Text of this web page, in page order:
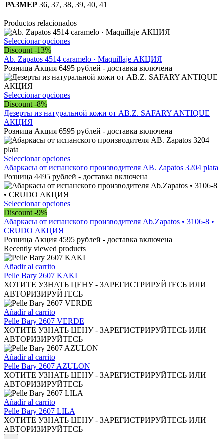
cantidad
РАЗМЕР 36, 37, 38, 39, 40, 41
Productos relacionados
Seleccionar opcionesEste
tiene
múltiples
variantes.
opciones
pueden
en
la
de
producto
Discount -13%
Ab. Zapatos 4514 caramelo · Maquillaje АКЦИЯ
Розница Акция 6495 рублей - доставка включена
Seleccionar opcionesEste
tiene
variantes.
Las
se
pueden
elegir
en
página
producto
Discount -8%
Дезерты из натуральной кожи от AB.Z. SAFARY ANTIQUE
АКЦИЯ
Розница Акция 6595 рублей - доставка включена
Seleccionar opcionesEste
producto
tiene
múltiples
Las
se
elegir
en
la
de
producto
Абаркасы от испанского производителя AB. Zapatos 3204 plata
Розница 4495 рублей - доставка включена
Seleccionar opcionesEste
tiene
variantes.
Las
opciones
pueden
elegir
en
la
de
producto
Discount -9%
Абаркасы от испанского производителя Ab.Zapatos • 3106-8 •
CRUDO АКЦИЯ
Розница Акция 4595 рублей - доставка включена
Recently viewed products
Añadir al carrito
Pelle Bary 2607 KAKI
ХОТИТЕ УЗНАТЬ ЦЕНУ - ЗАРЕГИСТРИРУЙТЕСЬ ИЛИ
АВТОРИЗИРУЙТЕСЬ
Añadir al carrito
Pelle Bary 2607 VERDE
ХОТИТЕ УЗНАТЬ ЦЕНУ - ЗАРЕГИСТРИРУЙТЕСЬ ИЛИ
АВТОРИЗИРУЙТЕСЬ
Añadir al carrito
Pelle Bary 2607 AZULON
ХОТИТЕ УЗНАТЬ ЦЕНУ - ЗАРЕГИСТРИРУЙТЕСЬ ИЛИ
АВТОРИЗИРУЙТЕСЬ
Añadir al carrito
Pelle Bary 2607 LILA
ХОТИТЕ УЗНАТЬ ЦЕНУ - ЗАРЕГИСТРИРУЙТЕСЬ ИЛИ
АВТОРИЗИРУЙТЕСЬ